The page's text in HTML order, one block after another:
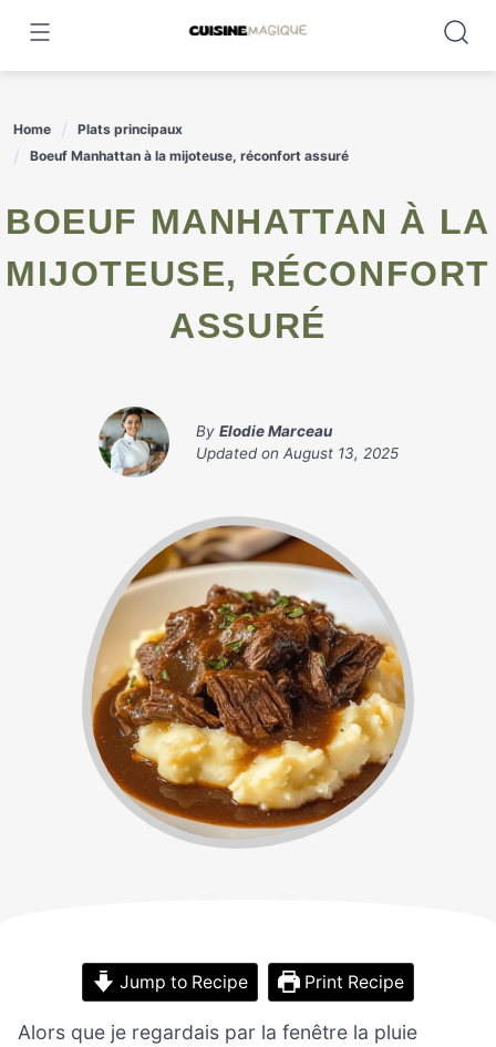
content
Home
Plats principaux
Boeuf Manhattan à la mijoteuse, réconfort assuré
BOEUF MANHATTAN À LA
MIJOTEUSE, RÉCONFORT
ASSURÉ
By Elodie Marceau
Updated on August 13, 2025
Jump to Recipe Print Recipe
Alors que je regardais par la fenêtre la pluie